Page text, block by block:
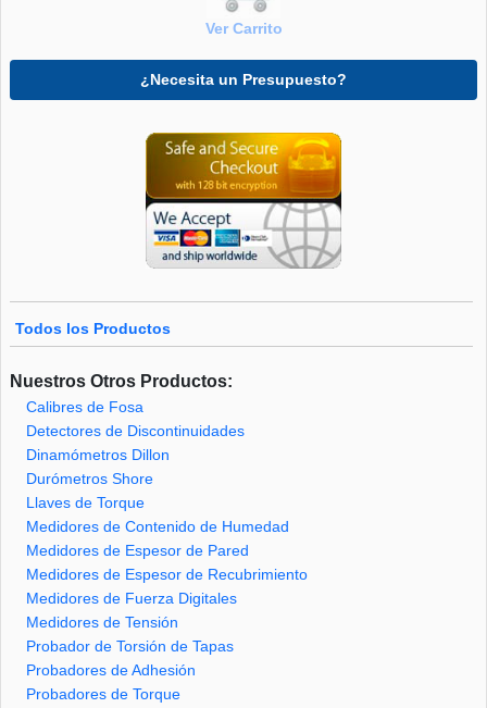
Ver Carrito
¿Necesita un Presupuesto?
Todos los Productos
Nuestros Otros Productos:
Calibres de Fosa
Detectores de Discontinuidades
Dinamómetros Dillon
Durómetros Shore
Llaves de Torque
Medidores de Contenido de Humedad
Medidores de Espesor de Pared
Medidores de Espesor de Recubrimiento
Medidores de Fuerza Digitales
Medidores de Tensión
Probador de Torsión de Tapas
Probadores de Adhesión
Probadores de Torque